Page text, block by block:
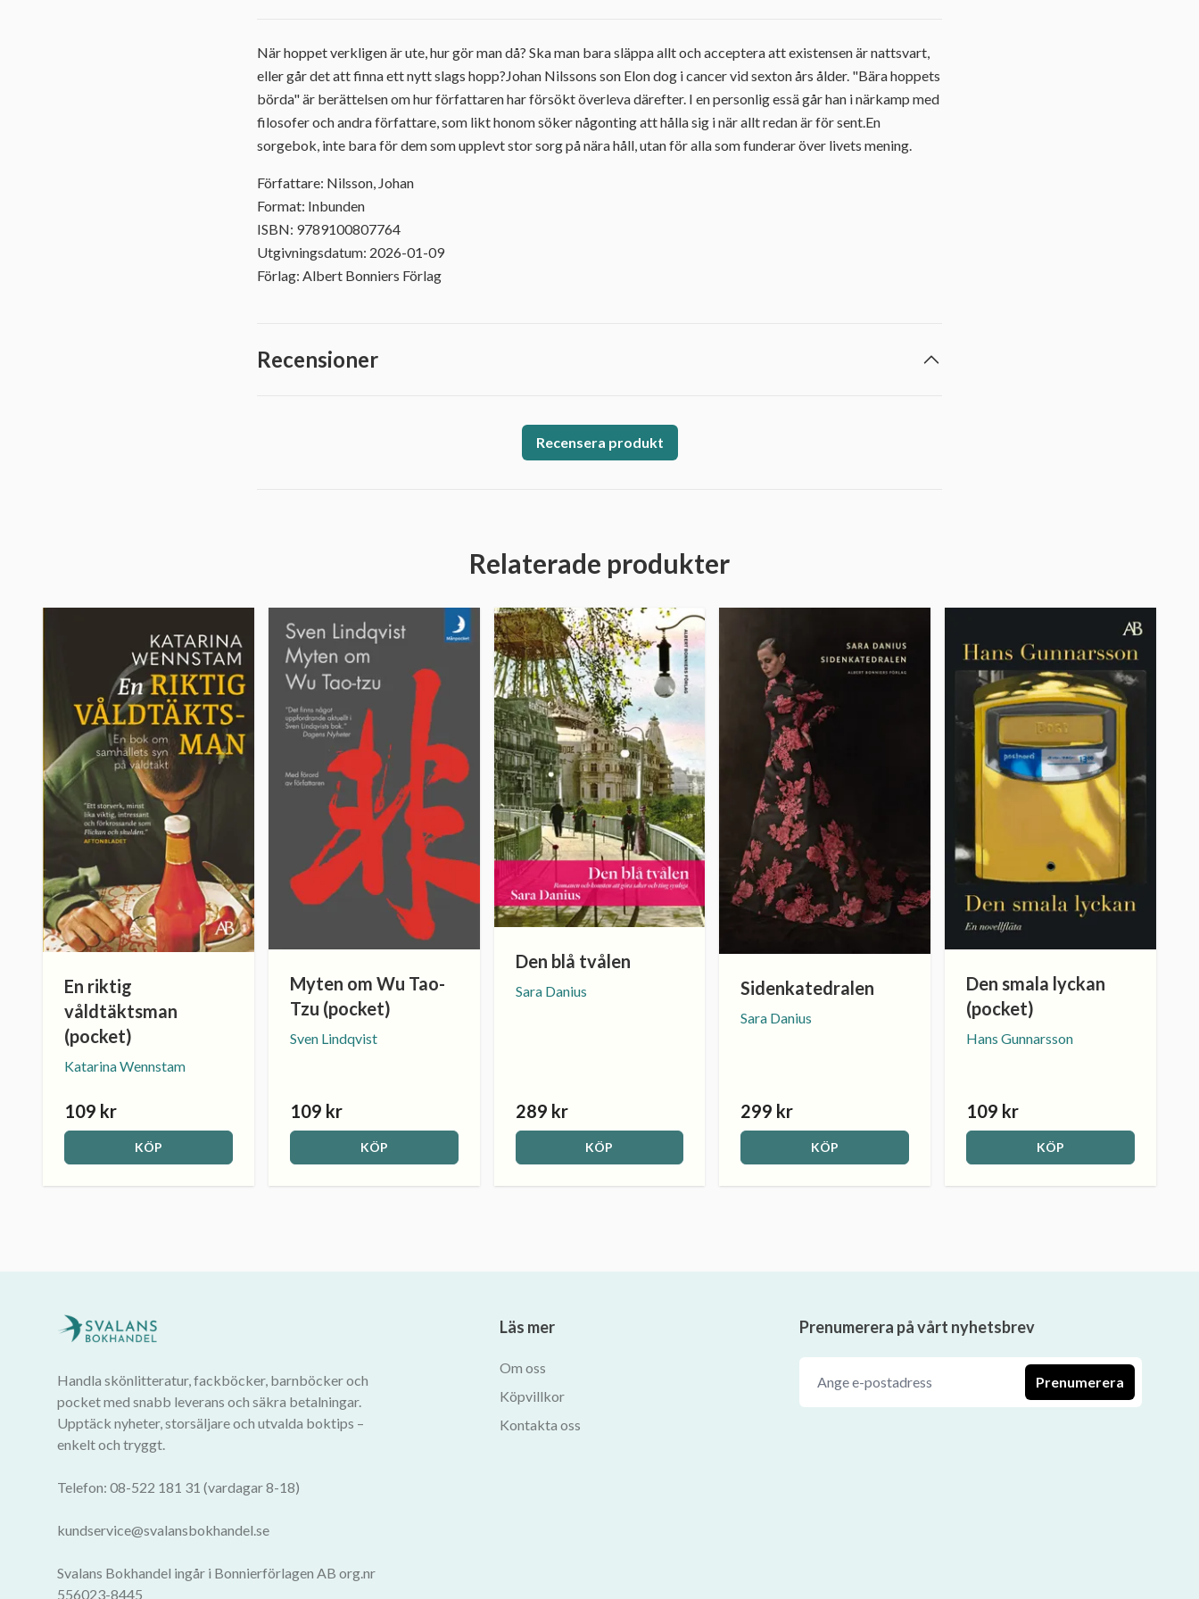
När hoppet verkligen är ute, hur gör man då? Ska man bara släppa allt och acceptera att existensen är nattsvart,
eller går det att finna ett nytt slags hopp?Johan Nilssons son Elon dog i cancer vid sexton års ålder. "Bära hoppets
börda" är berättelsen om hur författaren har försökt överleva därefter. I en personlig essä går han i närkamp med
filosofer och andra författare, som likt honom söker någonting att hålla sig i när allt redan är för sent.En
sorgebok, inte bara för dem som upplevt stor sorg på nära håll, utan för alla som funderar över livets mening.
Författare: Nilsson, Johan
Format: Inbunden
ISBN: 9789100807764
Utgivningsdatum: 2026-01-09
Förlag: Albert Bonniers Förlag
Recensioner
Recensera produkt
Relaterade produkter
En riktig
våldtäktsman
(pocket)
Katarina Wennstam
109 kr
KÖP
Myten om Wu Tao-
Tzu (pocket)
Sven Lindqvist
109 kr
KÖP
Den blå tvålen
Sara Danius
289 kr
KÖP
Sidenkatedralen
Sara Danius
299 kr
KÖP
Den smala lyckan
(pocket)
Hans Gunnarsson
109 kr
KÖP
Handla skönlitteratur, fackböcker, barnböcker och
pocket med snabb leverans och säkra betalningar.
Upptäck nyheter, storsäljare och utvalda boktips –
enkelt och tryggt.
Telefon: 08-522 181 31 (vardagar 8-18)
kundservice@svalansbokhandel.se
Svalans Bokhandel ingår i Bonnierförlagen AB org.nr
556023-8445
Läs mer
Om oss
Köpvillkor
Kontakta oss
Prenumerera på vårt nyhetsbrev
Prenumerera